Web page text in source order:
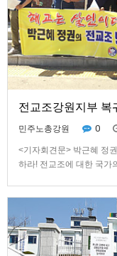
전교조강원지부 복
민주노총강원 0
<기자회견문> 박근혜 정
하라! 전교조에 대한 국가
부는 5월 20일까지 전교